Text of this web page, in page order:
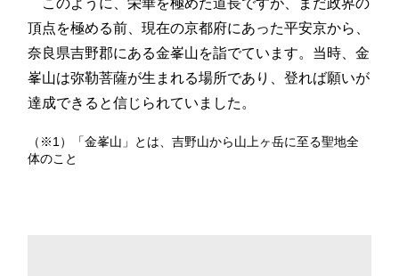
このように、栄華を極めた道長ですが、まだ政界の
頂点を極める前、現在の京都府にあった平安京から、
奈良県吉野郡にある金峯山を詣でています。当時、金
峯山は弥勒菩薩が生まれる場所であり、登れば願いが
達成できると信じられていました。
（※1）「金峯山」とは、吉野山から山上ヶ岳に至る聖地全
体のこと